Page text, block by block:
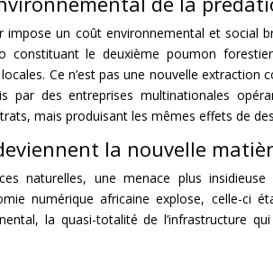
un coût environnemental et social
constituant le deuxième poumon
Ce n’est pas une nouvelle extraction
par des entreprises multinationales
mais produisant les mêmes effets de
la nouvelle
naturelles, une menace plus
numérique africaine explose, celle-ci
la quasi-totalité de l’infrastructure